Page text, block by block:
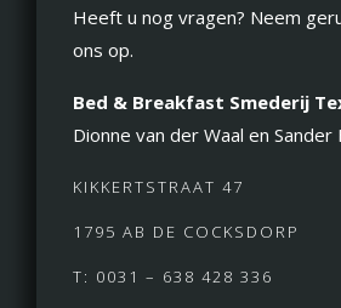
Heeft u nog vragen? Neem
ons op.
Bed & Breakfast Smederij
Dionne van der Waal en
KIKKERTSTRAAT 47
1795 AB DE COCKSDORP
T: 0031 – 638 428 336